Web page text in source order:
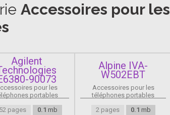
Accessoires pour les
Agilent
90073
pour les
portables
pages
0.1 mb
Alpine IVA-
W502EBT
Accessoires pour les
téléphones portables
2 pages
0.1 mb